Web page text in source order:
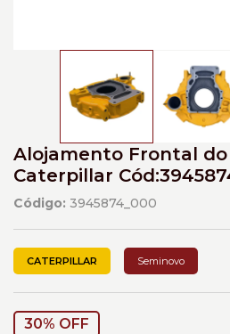
Alojamento Frontal
Caterpillar
Código: 3945874_000
CATERPILLAR Seminovo
30% OFF